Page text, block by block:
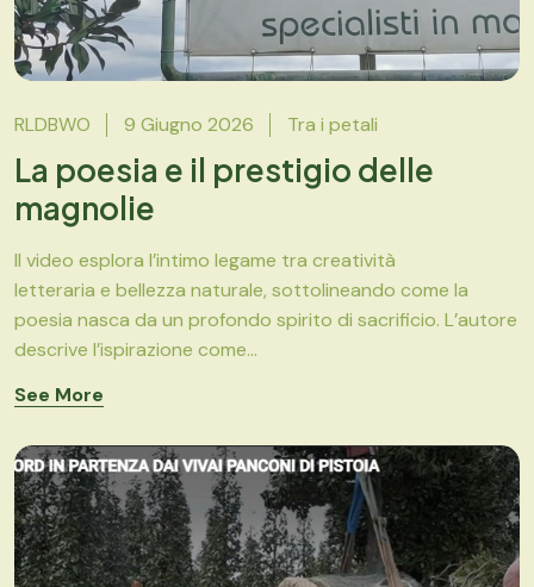
RLDBWO 9 Giugno 2026 Tra i petali
La poesia e il prestigio delle
magnolie
Il video esplora l’intimo legame tra creatività
letteraria e bellezza naturale, sottolineando come la
poesia nasca da un profondo spirito di sacrificio. L’autore
descrive l’ispirazione come...
See More